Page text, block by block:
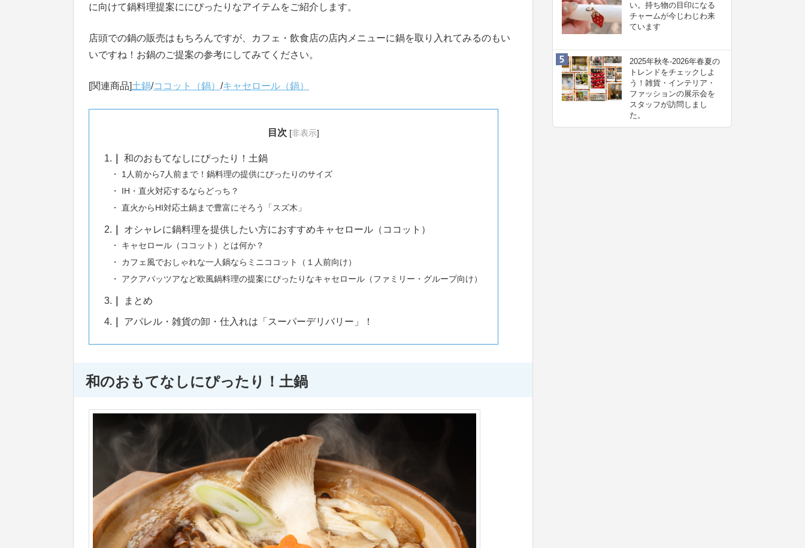
に向けて鍋料理提案ににぴったりなアイテムをご紹介します。
店頭での鍋の販売はもちろんですが、カフェ・飲食店の店内メニューに鍋を取り入れてみるのもい
いですね！お鍋のご提案の参考にしてみてください。
[関連商品]土鍋/ココット（鍋） /キャセロール（鍋）
目次 [非表示]
1. 和のおもてなしにぴったり！土鍋
1人前から7人前まで！鍋料理の提供にぴったりのサイズ
IH・直火対応するならどっち？
直火からHI対応土鍋まで豊富にそろう「スズ木」
2. オシャレに鍋料理を提供したい方におすすめキャセロール（ココット）
キャセロール（ココット）とは何か？
カフェ風でおしゃれな一人鍋ならミニココット（１人前向け）
アクアパッツアなど欧風鍋料理の提案にぴったりなキャセロール（ファミリー・グループ向け）
3. まとめ
4. アパレル・雑貨の卸・仕入れは「スーパーデリバリー」！
和のおもてなしにぴったり！土鍋
い。持ち物の目印になる
チャームが今じわじわ来
ています
2025年秋冬-2026年春夏の
トレンドをチェックしよ
う！雑貨・インテリア・
ファッションの展示会を
スタッフが訪問しまし
た。